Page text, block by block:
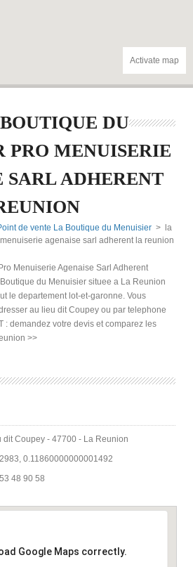
Activate map
DU
PRO MENUISERIE
SARL ADHERENT
de vente La Boutique du Menuisier > la
agenaise sarl adherent la reunion
Menuiserie Agenaise Sarl Adherent
du Menuisier situee a La Reunion
le departement lot-et-garonne. Vous
au lieu dit Coupey ou par telephone
: demandez votre devis et comparez les
>>
dit Coupey - 47700 - La Reunion
0.11860000000001492
48 90 58
Google Maps correctly.